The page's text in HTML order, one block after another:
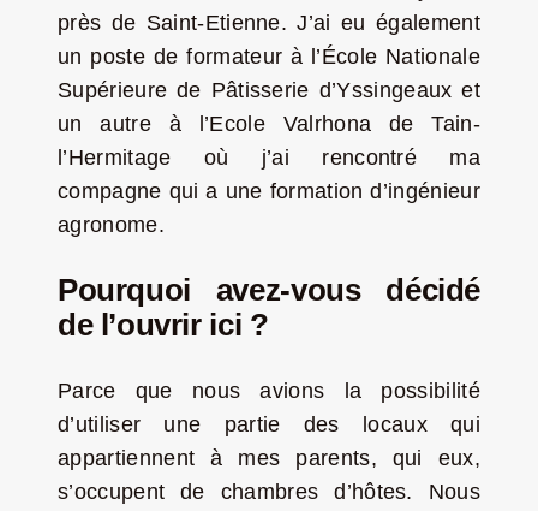
près de Saint-Etienne. J’ai eu également
un poste de formateur à l’École Nationale
Supérieure de Pâtisserie d’Yssingeaux et
un autre à l’Ecole Valrhona de Tain-
l’Hermitage où j’ai rencontré ma
compagne qui a une formation d’ingénieur
agronome.
Pourquoi avez-vous décidé
de l’ouvrir ici ?
Parce que nous avions la possibilité
d’utiliser une partie des locaux qui
appartiennent à mes parents, qui eux,
s’occupent de chambres d’hôtes. Nous